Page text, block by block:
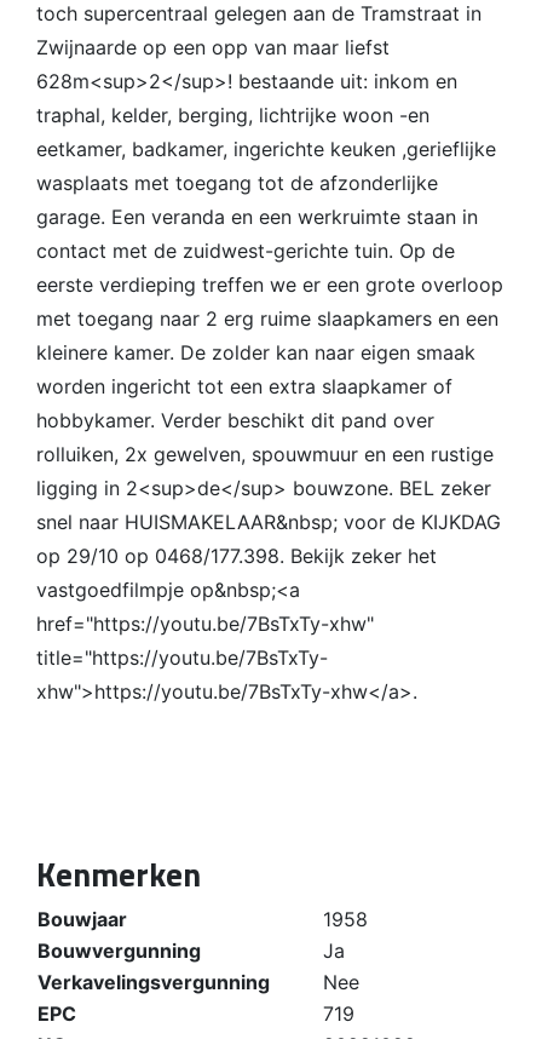
toch supercentraal gelegen aan de Tramstraat in
Zwijnaarde op een opp van maar liefst
628m<sup>2</sup>! bestaande uit: inkom en
traphal, kelder, berging, lichtrijke woon -en
eetkamer, badkamer, ingerichte keuken ,gerieflijke
wasplaats met toegang tot de afzonderlijke
garage. Een veranda en een werkruimte staan in
contact met de zuidwest-gerichte tuin. Op de
eerste verdieping treffen we er een grote overloop
met toegang naar 2 erg ruime slaapkamers en een
kleinere kamer. De zolder kan naar eigen smaak
worden ingericht tot een extra slaapkamer of
hobbykamer. Verder beschikt dit pand over
rolluiken, 2x gewelven, spouwmuur en een rustige
ligging in 2<sup>de</sup> bouwzone. BEL zeker
snel naar HUISMAKELAAR&nbsp; voor de KIJKDAG
op 29/10 op 0468/177.398. Bekijk zeker het
vastgoedfilmpje op&nbsp;<a
href="https://youtu.be/7BsTxTy-xhw"
title="https://youtu.be/7BsTxTy-
xhw">https://youtu.be/7BsTxTy-xhw</a>.
Kenmerken
Bouwjaar
1958
Bouwvergunning
Ja
Verkavelingsvergunning
Nee
EPC
719